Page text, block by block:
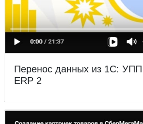
Перенос данных из 1С:
ERP 2